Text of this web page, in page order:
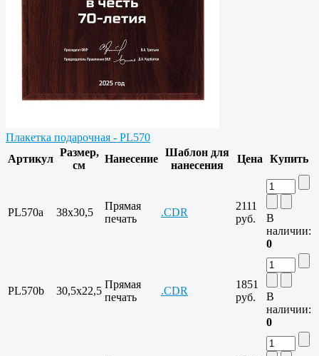
Плакетка подарочная - PL570
Артикул
Размер,
см
Нанесение
Шаблон для
нанесения
Цена Купить
PL570a 38x30,5
Прямая
печать
.CDR
2111
руб.
В
наличии:
0
PL570b 30,5x22,5
Прямая
печать
.CDR
1851
руб.
В
наличии:
0